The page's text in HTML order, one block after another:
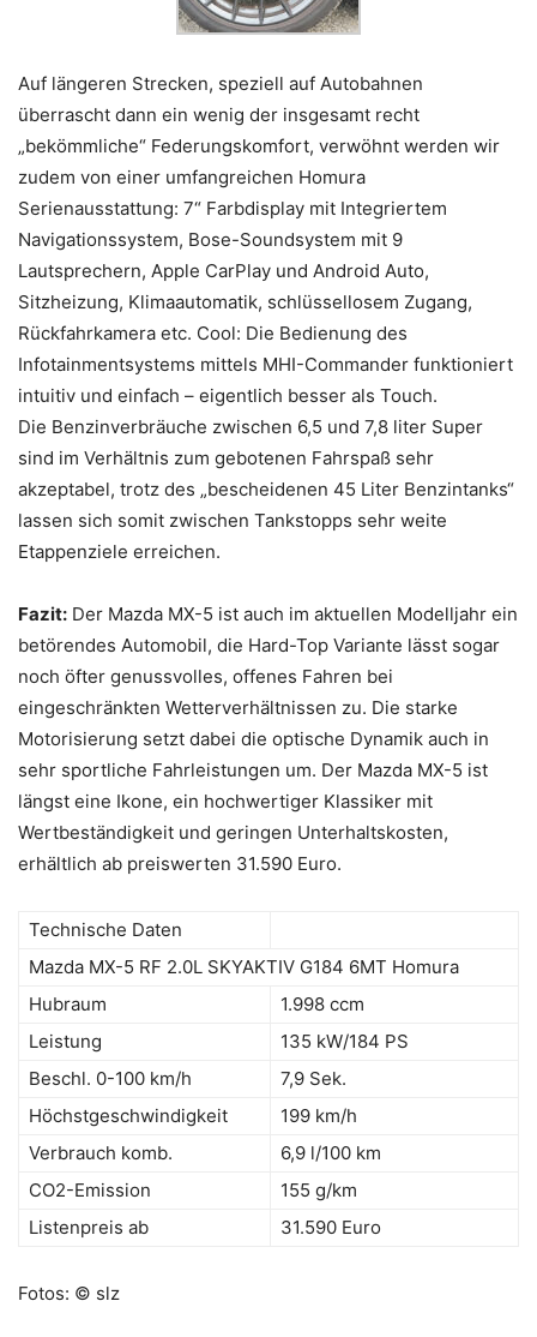
Auf längeren Strecken, speziell auf Autobahnen
überrascht dann ein wenig der insgesamt recht
„bekömmliche“ Federungskomfort, verwöhnt werden wir
zudem von einer umfangreichen Homura
Serienausstattung: 7“ Farbdisplay mit Integriertem
Navigationssystem, Bose-Soundsystem mit 9
Lautsprechern, Apple CarPlay und Android Auto,
Sitzheizung, Klimaautomatik, schlüssellosem Zugang,
Rückfahrkamera etc. Cool: Die Bedienung des
Infotainmentsystems mittels MHI-Commander funktioniert
intuitiv und einfach – eigentlich besser als Touch.
Die Benzinverbräuche zwischen 6,5 und 7,8 liter Super
sind im Verhältnis zum gebotenen Fahrspaß sehr
akzeptabel, trotz des „bescheidenen 45 Liter Benzintanks“
lassen sich somit zwischen Tankstopps sehr weite
Etappenziele erreichen.
Fazit: Der Mazda MX-5 ist auch im aktuellen Modelljahr ein
betörendes Automobil, die Hard-Top Variante lässt sogar
noch öfter genussvolles, offenes Fahren bei
eingeschränkten Wetterverhältnissen zu. Die starke
Motorisierung setzt dabei die optische Dynamik auch in
sehr sportliche Fahrleistungen um. Der Mazda MX-5 ist
längst eine Ikone, ein hochwertiger Klassiker mit
Wertbeständigkeit und geringen Unterhaltskosten,
erhältlich ab preiswerten 31.590 Euro.
Technische Daten
Mazda MX-5 RF 2.0L SKYAKTIV G184 6MT Homura
Hubraum
1.998 ccm
Leistung
135 kW/184 PS
Beschl. 0-100 km/h
7,9 Sek.
Höchstgeschwindigkeit
199 km/h
Verbrauch komb.
6,9 l/100 km
CO2-Emission
155 g/km
Listenpreis ab
31.590 Euro
Fotos: © slz